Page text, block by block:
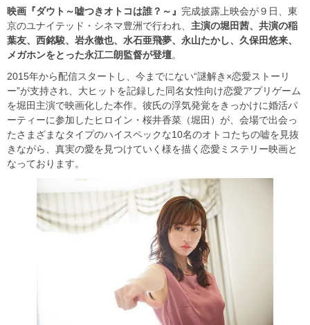
映画『ダウト～嘘つきオトコは誰？～』 完成披露上映会が９日、東
京のユナイテッド・シネマ豊洲で行われ、 主演の堀田茜、共演の稲
葉友、西銘駿、岩永徹也、水石亜飛夢、永山たかし、久保田悠来、
メガホンをとった永江二朗監督が登壇。
2015年から配信スタートし、今までにない“謎解き×恋愛ストーリ
ー”が支持され、大ヒットを記録した同名女性向け恋愛アプリゲーム
を堀田主演で映画化した本作。彼氏の浮気発覚をきっかけに婚活パ
ーティーに参加したヒロイン・桜井香菜（堀田）が、会場で出会っ
たさまざまなタイプのハイスペックな10名のオトコたちの嘘を見抜
きながら、真実の愛を見つけていく様を描く恋愛ミステリー映画と
なっております。